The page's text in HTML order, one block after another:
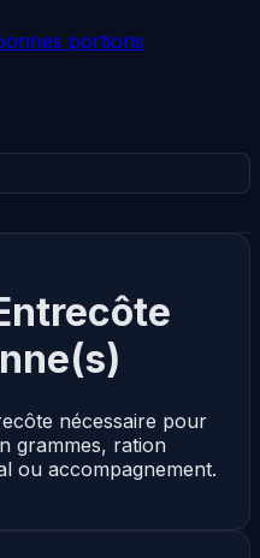
portions
nécessaire pour
grammes, ration
ou accompagnement.